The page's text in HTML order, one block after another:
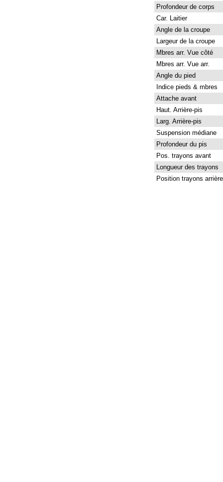
Profondeur de corps
Car. Laitier
Angle de la croupe
Largeur de la croupe
Mbres arr. Vue côté
Mbres arr. Vue arr.
Angle du pied
Indice pieds & mbres
Attache avant
Haut. Arrière-pis
Larg. Arrière-pis
Suspension médiane
Profondeur du pis
Pos. trayons avant
Longueur des trayons
Position trayons arrière